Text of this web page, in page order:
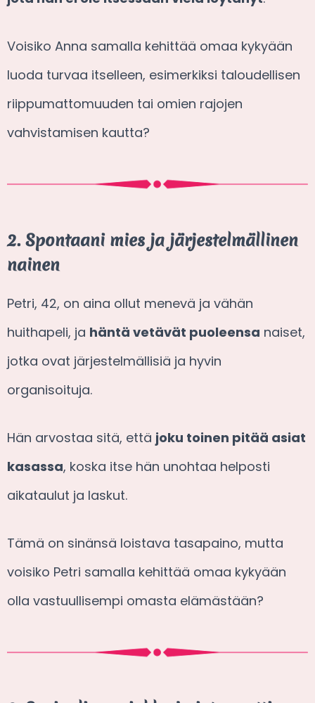
Voisiko Anna samalla kehittää omaa kykyään
luoda turvaa itselleen, esimerkiksi taloudellisen
riippumattomuuden tai omien rajojen
vahvistamisen kautta?
2. Spontaani mies ja järjestelmällinen
nainen
Petri, 42, on aina ollut menevä ja vähän
huithapeli, ja häntä vetävät puoleensa naiset,
jotka ovat järjestelmällisiä ja hyvin
organisoituja.
Hän arvostaa sitä, että joku toinen pitää asiat
kasassa, koska itse hän unohtaa helposti
aikataulut ja laskut.
Tämä on sinänsä loistava tasapaino, mutta
voisiko Petri samalla kehittää omaa kykyään
olla vastuullisempi omasta elämästään?